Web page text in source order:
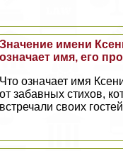
Значение имени
означает имя, его
Что означает имя
от забавных стихов,
встречали своих